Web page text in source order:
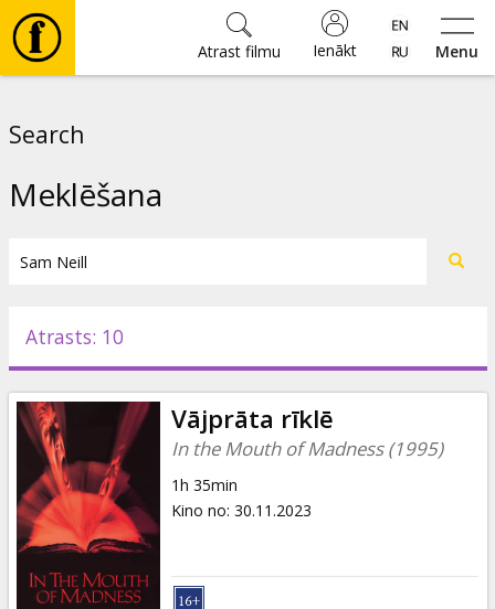
Menu
Ienākt
Atrast filmu
Pasākumi
Ziņas
Dāvanu
kartes
Uzkodas
Search
Meklēšana
Atrasts: 10
Vājprāta rīklē
In the Mouth of Madness (1995)
1h 35min
Kino no: 30.11.2023